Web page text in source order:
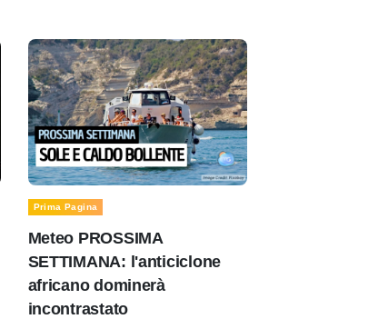
Prima Pagina
Meteo PROSSIMA
SETTIMANA: l'anticiclone
africano dominerà
incontrastato